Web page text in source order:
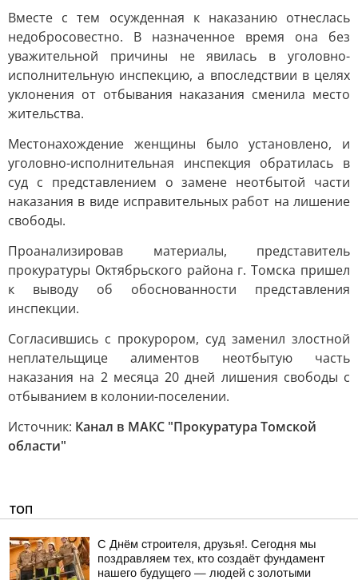
Вместе с тем осужденная к наказанию отнеслась
недобросовестно. В назначенное время она без
уважительной причины не явилась в уголовно-
исполнительную инспекцию, а впоследствии в целях
уклонения от отбывания наказания сменила место
жительства.
Местонахождение женщины было установлено, и
уголовно-исполнительная инспекция обратилась в
суд с представлением о замене неотбытой части
наказания в виде исправительных работ на лишение
свободы.
Проанализировав материалы, представитель
прокуратуры Октябрьского района г. Томска пришел
к выводу об обоснованности представления
инспекции.
Согласившись с прокурором, суд заменил злостной
неплательщице алиментов неотбытую часть
наказания на 2 месяца 20 дней лишения свободы с
отбыванием в колонии-поселении.
Источник: Канал в МАКС "Прокуратура Томской
области"
ТОП
С Днём строителя, друзья!. Сегодня мы
поздравляем тех, кто создаёт фундамент
нашего будущего — людей с золотыми